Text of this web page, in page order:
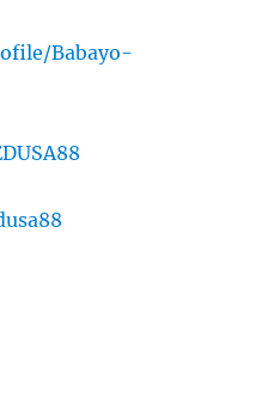
Babayo-